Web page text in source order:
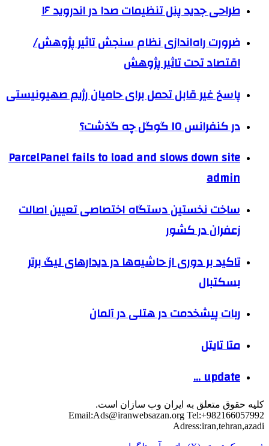
طراحی جدید پنل تنظیمات صدا در اندروید ۱۶
ضرورت راه‌اندازی نظام سنجش تاثیر پژوهش/
اقتصاد تحت تاثیر پژوهش
پاسخ غیر قابل تحمل برای حامیان رژیم صهیونیستی
در کنفرانس IO گوگل چه گذشت؟
ParcelPanel fails to load and slows down site
admin
ساخت نخستین دستگاه اختصاصی تعیین اصالت
زعفران در کشور
تاکید بر دوری از حاشیه‌ها در دیدارهای لیگ برتر
بسکتبال
ربات پیشخدمت در هتلی در آلمان
متا تایتل
update …
کلیه حقوق متعلق به ایران وب سازان است.
Email:Ads@iranwebsazan.org Tel:+982166057992
Adress:iran,tehran,azadi